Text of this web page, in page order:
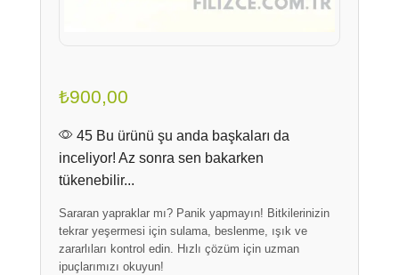
₺900,00
45 Bu ürünü şu anda başkaları da
inceliyor! Az sonra sen bakarken
tükenebilir...
Sararan yapraklar mı? Panik yapmayın! Bitkilerinizin
tekrar yeşermesi için sulama, beslenme, ışık ve
zararlıları kontrol edin. Hızlı çözüm için uzman
ipuçlarımızı okuyun!